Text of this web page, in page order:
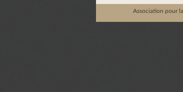
Association pour